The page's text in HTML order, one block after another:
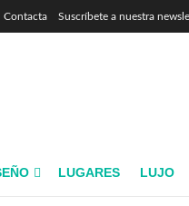
Contacta Suscríbete a nuestra
LUGARES LUJO